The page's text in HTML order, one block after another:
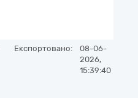
Експортовано:
08-06-
2026,
15:39:40